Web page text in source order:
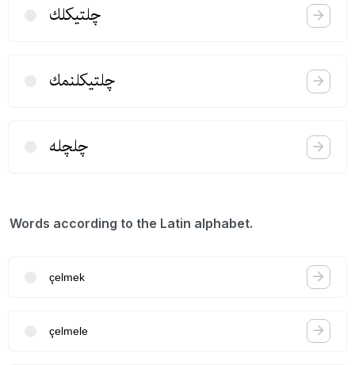
چلتیكلك
چلتیكلنمك
چلچله
Words according to the Latin alphabet.
çelmek
çelmele